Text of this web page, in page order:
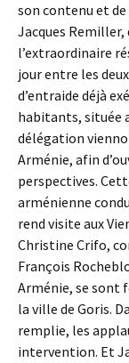
son contenu et
Jacques
l’extraordinaire
jour entre les
d’entraide déjà
habitants, située
délégation
Arménie, afin
perspectives.
arménienne
rend visite aux
Christine Crifo,
François
Arménie, se sont
la ville de Goris.
remplie, les
intervention. Et